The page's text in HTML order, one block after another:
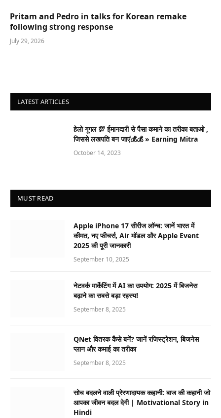
Pritam and Pedro in talks for Korean remake
following strong response
July 29, 2026
LATEST ARTICLES
हेलो गूगल 💯 ईमानदारी से पैसा कमाने का तरीका बताओ ,
जिससे लखपति बन जाएं💰💰 » Earning Mitra
October 14, 2023
MUST READ
Apple iPhone 17 सीरीज लॉन्च: जानें भारत में
कीमत, नए फीचर्स, Air मॉडल और Apple Event
2025 की पूरी जानकारी
September 10, 2025
नेटवर्क मार्केटिंग में AI का उपयोग: 2025 में बिजनेस
बढ़ाने का सबसे बड़ा रहस्य!
September 8, 2025
QNet वितरक कैसे बनें? जानें रजिस्ट्रेशन, बिजनेस
प्लान और कमाई का तरीका
September 8, 2025
सोच बदलने वाली प्रेरणादायक कहानी: बाज की कहानी जो
आपका जीवन बदल देगी | Motivational Story in
Hindi